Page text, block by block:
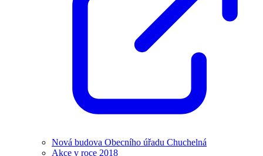
Nová budova Obecního úřadu Chuchelná
Akce v roce 2018